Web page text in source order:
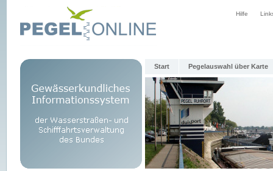
Hilfe
Start Pegelauswahl über Karte